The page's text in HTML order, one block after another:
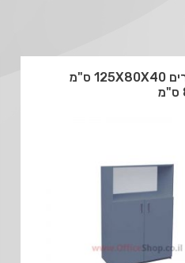
כוננית קלסרים 125X80X40 ס"מ